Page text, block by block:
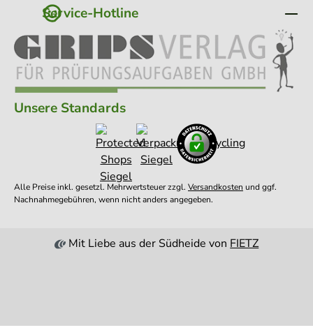
Service-Hotline
Unsere Standards
Alle Preise inkl. gesetzl. Mehrwertsteuer zzgl. Versandkosten und ggf.
Nachnahmegebühren, wenn nicht anders angegeben.
Mit Liebe aus der Südheide von FIETZ